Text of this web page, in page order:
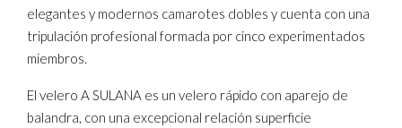
elegantes y modernos camarotes dobles y cuenta con una
tripulación profesional formada por cinco experimentados
miembros.
El velero A SULANA es un velero rápido con aparejo de
balandra, con una excepcional relación superficie